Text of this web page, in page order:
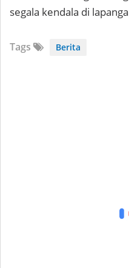
segala kendala di
Tags Berita